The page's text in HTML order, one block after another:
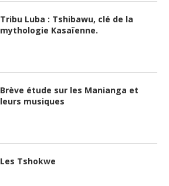
Tribu Luba : Tshibawu, clé de la
mythologie Kasaïenne.
Brève étude sur les Manianga et
leurs musiques
Les Tshokwe